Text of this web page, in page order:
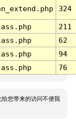
324
211
62
94
76
您带来的访问不便我